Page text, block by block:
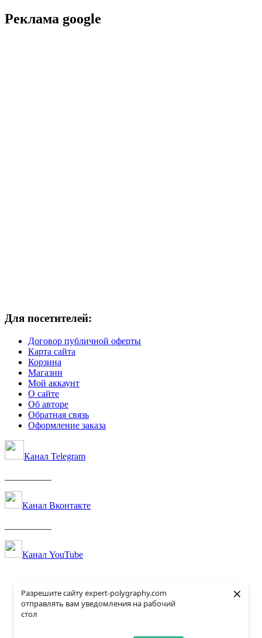
Разрешите сайту expert-polygraphy.com
отправлять вам уведомления на рабочий
стол
×
Реклама google
Для посетителей:
Договор публичной оферты
Карта сайта
Корзина
Магазин
Мой аккаунт
О сайте
Об авторе
Обратная связь
Оформление заказа
Канал Telegram
Канал Вконтакте
Канал YouTube